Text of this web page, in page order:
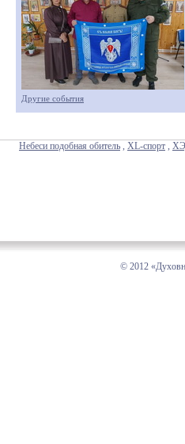
Другие события
Небеси подобная обитель , XL-спорт ,
© 2012